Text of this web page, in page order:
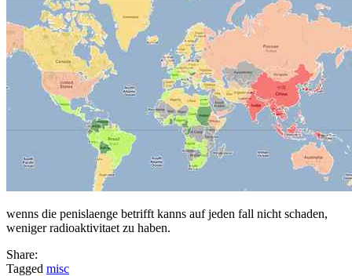
wenns die penislaenge betrifft kanns auf jeden fall nicht schaden,
weniger radioaktivitaet zu haben.
Share:
Tagged misc